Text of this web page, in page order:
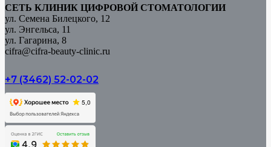
СЕТЬ КЛИНИК ЦИФРОВОЙ СТОМАТОЛОГИИ
ул. Семена Билецкого, 12
ул. Энгельса, 11
ул. Гагарина, 8
cifra@cifra-beauty-clinic.ru
+7 (3462) 52-02-02